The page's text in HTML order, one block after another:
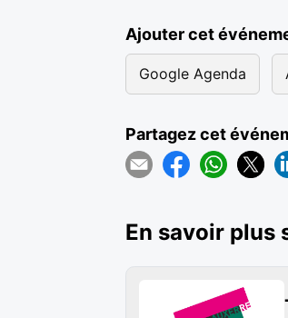
Ajouter cet
Google Agenda
Partagez cet
En savoir plus